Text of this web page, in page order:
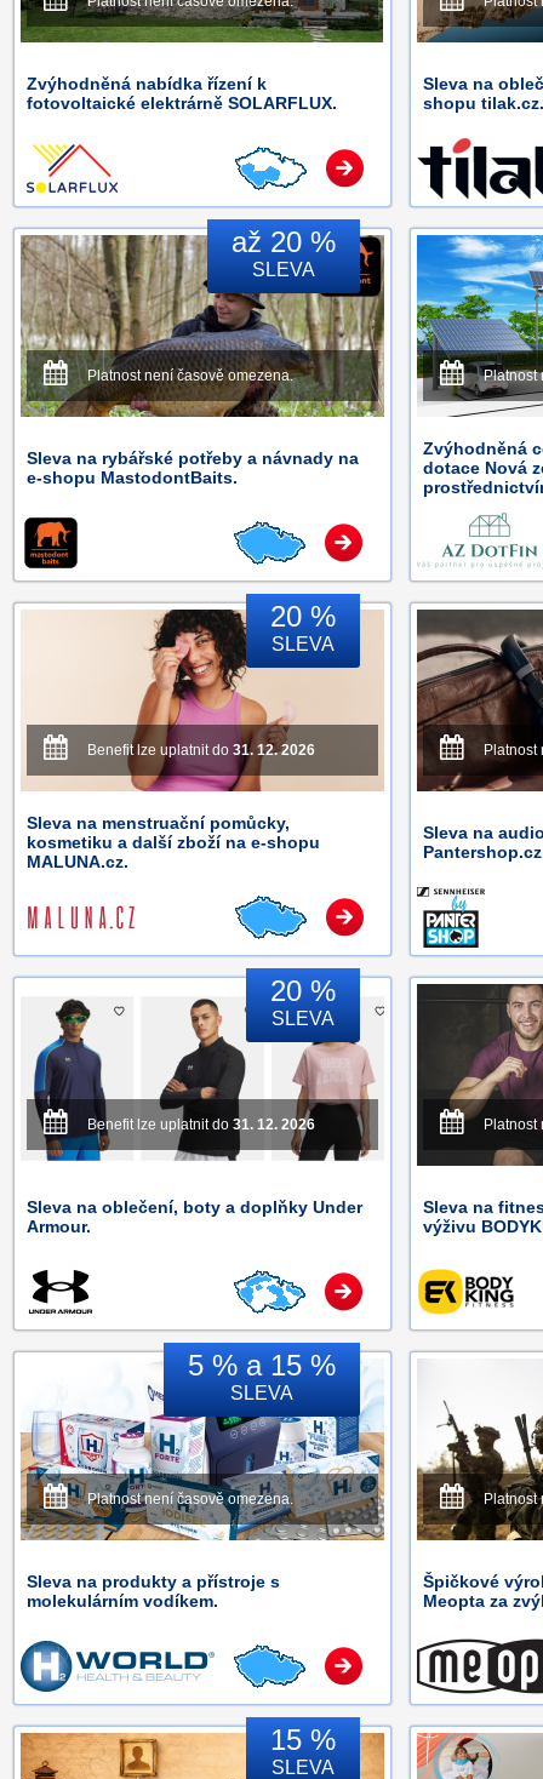
Zvýhodněná nabídka řízení k
fotovoltaické elektrárně SOLARFLUX.
Sleva na
shopu tilak.cz.
až 20 %
SLEVA
Platnost není časově omezena.
Sleva na rybářské potřeby a návnady na
e-shopu MastodontBaits.
Platnost
Zvýhodněná
dotace Nová
20 %
SLEVA
Benefit lze uplatnit do 31. 12. 2026
Sleva na menstruační pomůcky,
kosmetiku a další zboží na e-shopu
MALUNA.cz.
Platnost
Sleva na
20 %
SLEVA
Benefit lze uplatnit do 31. 12. 2026
Sleva na oblečení, boty a doplňky Under
Armour.
Platnost
Sleva na
výživu
5 % a 15 %
SLEVA
Platnost není časově omezena.
Sleva na produkty a přístroje s
molekulárním vodíkem.
Platnost
Špičkové
Meopta za
15 %
SLEVA